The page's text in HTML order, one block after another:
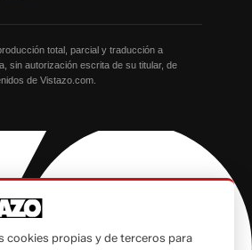
total, parcial y traducción a
sin autorización escrita de su titular, de
de Vistazo.com.
cookies propias y de terceros para